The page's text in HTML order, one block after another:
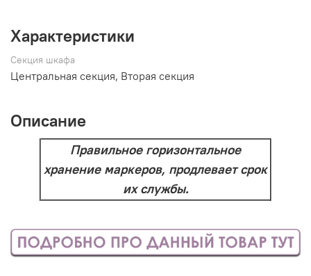
Характеристики
Секция шкафа
Центральная секция, Вторая секция
Описание
Правильное горизонтальное
хранение маркеров, продлевает срок
их службы.